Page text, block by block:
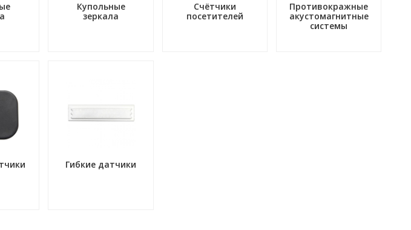
Купольные
зеркала
Счётчики
посетителей
Противокражные
акустомагнитные
системы
Гибкие датчики